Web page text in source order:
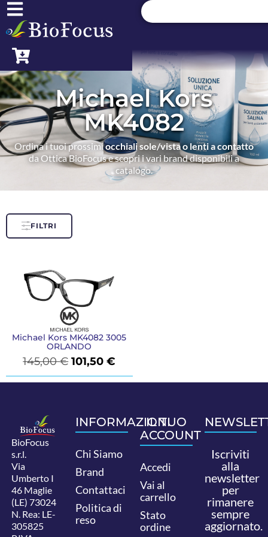
Michael Kors
MK4082
Ordina i tuoi prossimiocchiali sole/vista o lenti a contatto
da Ottica BioFocus e scopri i vari brand disponibili a
catalogo.
FILTRI
Michael Kors MK4082 3005
ORLANDO
145,00€ 101,50€
BioFocus
s.r.l.
Via
Umberto I
46 Maglie
(LE) 73024
N. Rea: LE-
305825
INFORMAZIONI
Chi Siamo
Brand
Contattaci
Politica di
reso
IL TUO
ACCOUNT
Accedi
Vai al
carrello
Stato
ordine
Iscriviti
alla
newsletter
per
rimanere
sempre
aggiornato.